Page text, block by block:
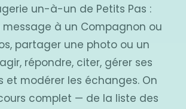
un-à-un de Petits Pas :
message à un Compagnon ou
partager une photo ou un
répondre, citer, gérer ses
et modérer les échanges. On
complet — de la liste des